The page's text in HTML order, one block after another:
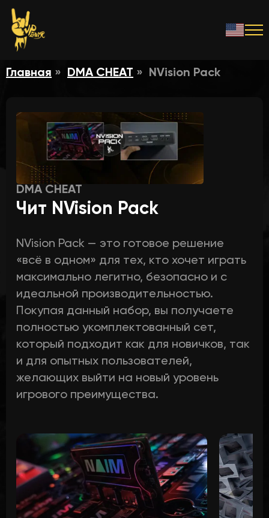
Главная DMA CHEAT NVision Pack
DMA CHEAT
Чит NVision Pack
NVision Pack — это готовое решение
«всё в одном» для тех, кто хочет играть
максимально легитно, безопасно и с
идеальной производительностью.
Покупая данный набор, вы получаете
полностью укомплектованный сет,
который подходит как для новичков, так
и для опытных пользователей,
желающих выйти на новый уровень
игрового преимущества.